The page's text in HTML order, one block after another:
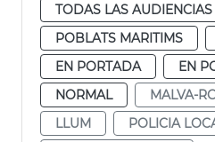
TODAS LAS AUDIENCIAS
POBLATS MARITIMS
EN PORTADA
EN
NORMAL
MALVA-
LLUM
POLICIA